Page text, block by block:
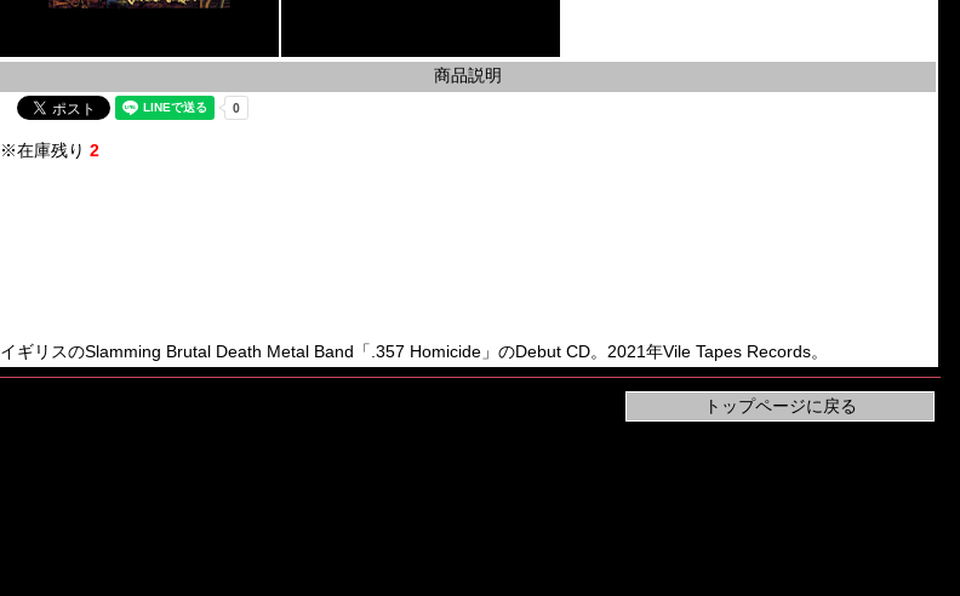
商品説明
※在庫残り 2
イギリスのSlamming Brutal Death Metal Band「.357 Homicide」のDebut CD。2021年Vile Tapes Records。